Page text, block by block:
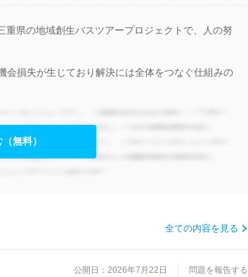
県の地域創生バスツアープロジェクトで、人の努
会損失が生じており解決には全体をつなぐ仕組みの
無料）
全ての内容を見る
公開日：2026年7月22日 問題を報告する